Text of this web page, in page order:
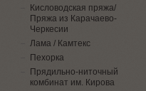
Кисловодская пряжа/
Пряжа из Карачаево-
Черкесии
Лама / Камтекс
Пехорка
Прядильно-ниточный
комбинат им. Кирова